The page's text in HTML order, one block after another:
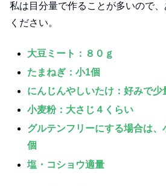
私は目分量で作ることが多いので
ください。
大豆ミート：８０ｇ
たまねぎ：小1個
にんじんやしいたけ：好みで少
小麦粉：大さじ４くらい
グルテンフリーにする場合は
個
塩・コショウ適量